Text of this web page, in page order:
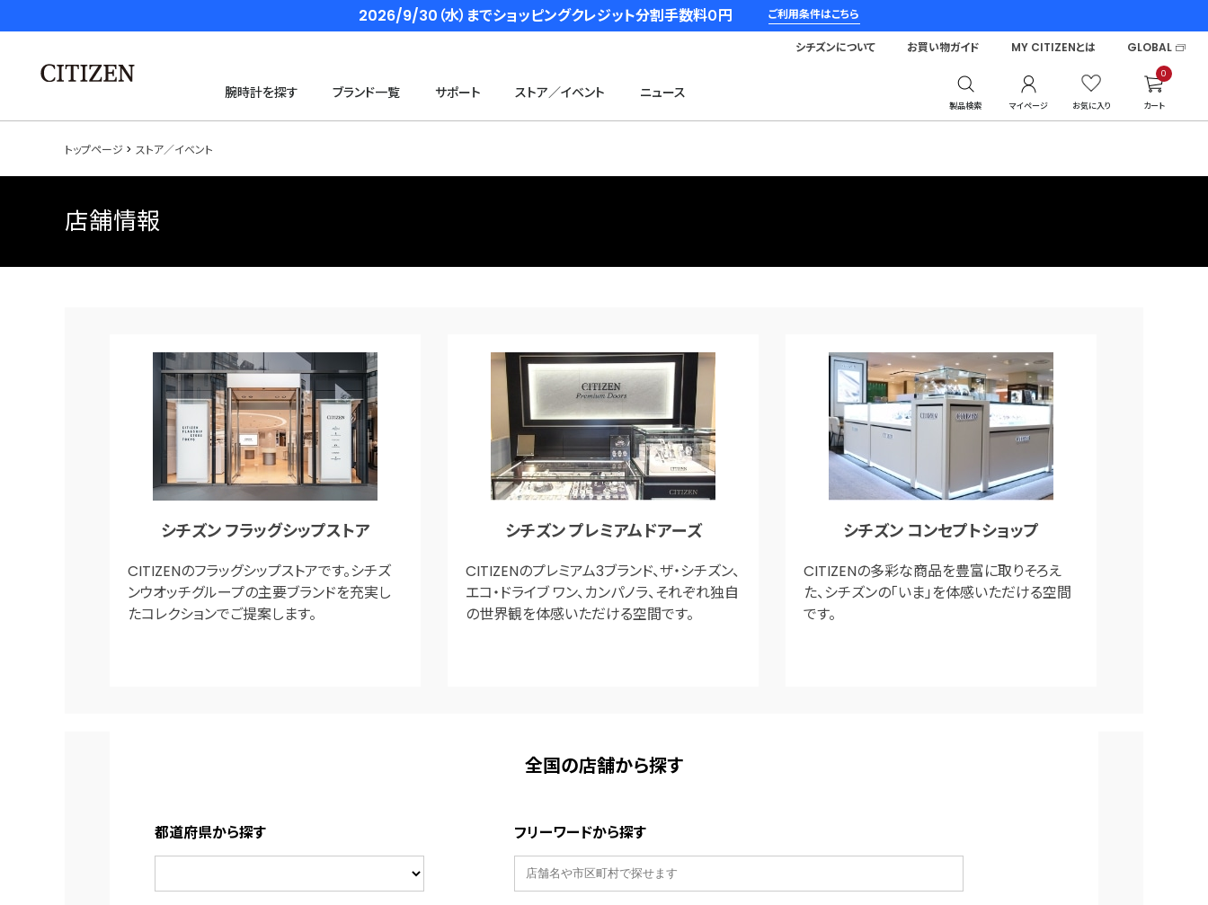
2026/9/30（水）までショッピングクレジット分割手数料０円 ご利用条件はこちら
腕時計を探す ブランド一覧 サポート ストア／イベント ニュース
製品検索 マイページ お気に入り
0
カート
シチズンについて お買い物ガイド MY CITIZENとは GLOBAL
トップページ ストア／イベント
店舗情報
シチズン フラッグシップストア
CITIZENのフラッグシップストアです。シチズ
ンウオッチグループの主要ブランドを充実し
たコレクションでご提案します。
シチズン プレミアムドアーズ
CITIZENのプレミアム3ブランド、ザ・シチズン、
エコ・ドライブ ワン、カンパノラ、それぞれ独自
の世界観を体感いただける空間です。
シチズン コンセプトショップ
CITIZENの多彩な商品を豊富に取りそろえ
た、シチズンの「いま」を体感いただける空間
です。
全国の店舗から探す
都道府県から探す フリーワードから探す